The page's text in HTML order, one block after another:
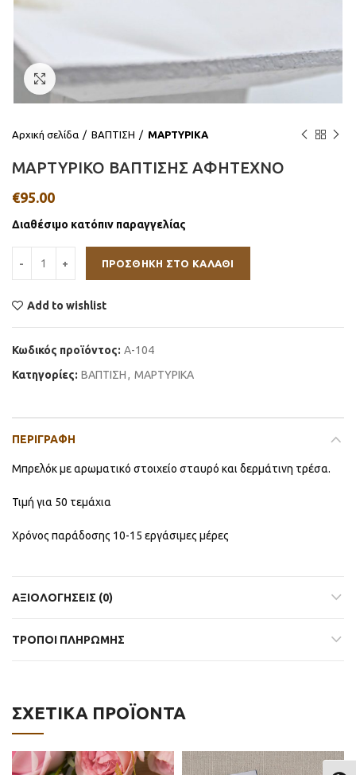
Click to enlarge
Αρχική σελίδα ΒΑΠΤΙΣΗ ΜΑΡΤΥΡΙΚΑ
ΜΑΡΤΥΡΙΚΟ ΒΑΠΤΙΣΗΣ ΑΦΗΤΕΧΝΟ
€95.00
Διαθέσιμο κατόπιν παραγγελίας
ΠΡΟΣΘΉΚΗ ΣΤΟ ΚΑΛΆΘΙ
Add to wishlist
Κωδικός προϊόντος: Α-104
Κατηγορίες: ΒΑΠΤΙΣΗ, ΜΑΡΤΥΡΙΚΑ
ΠΕΡΙΓΡΑΦΉ
Μπρελόκ με αρωματικό στοιχείο σταυρό και δερμάτινη τρέσα.
Τιμή για 50 τεμάχια
Χρόνος παράδοσης 10-15 εργάσιμες μέρες
ΑΞΙΟΛΟΓΉΣΕΙΣ (0)
ΤΡΟΠΟΙ ΠΛΗΡΩΜΗΣ
ΣΧΕΤΙΚΆ ΠΡΟΪΌΝΤΑ